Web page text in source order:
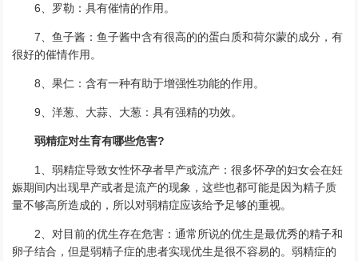
6、罗勒：具有催情的作用。
7、鱼子酱：鱼子酱中含有很高的的蛋白质和荷尔蒙的成分，有
很好的催情作用。
8、果仁：含有一种有助于增强性功能的作用。
9、洋葱、大蒜、大葱：具有强精的功效。
弱精症对生育有哪些危害?
1、弱精症导致女性怀孕者早产或流产：很多怀孕的妇女会在妊
娠期间内出现早产或者是流产的现象，这些也都可能是因为精子质
量不够高所造成的，所以对弱精症应该给予足够的重视。
2、对目前的优生存在危害：通常所说的优生是最优秀的精子和
卵子结合，但是弱精子症的患者实现优生是很不容易的。弱精症的